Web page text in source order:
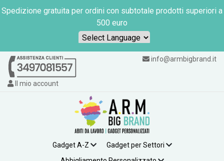
Spedizione gratuita per ordini con subtotale prodotti superiori a
500 euro
Powered by
info@armbigbrand.it
Il mio account
Gadget A-Z
Gadget per Settori